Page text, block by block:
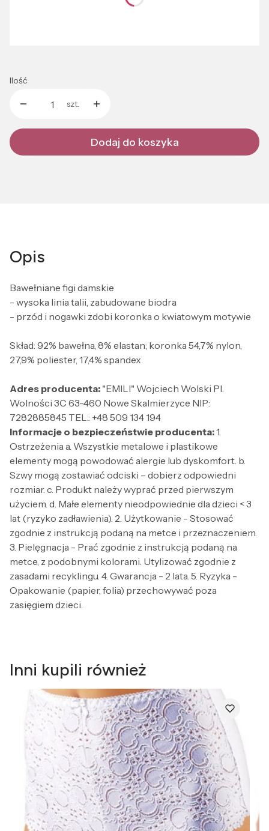
Ilość
szt.
Dodaj do koszyka
Opis
Bawełniane figi damskie
- wysoka linia talii, zabudowane biodra
- przód i nogawki zdobi koronka o kwiatowym motywie
Skład: 92% bawełna, 8% elastan; koronka 54,7% nylon,
27,9% poliester, 17,4% spandex
Adres producenta: "EMILI" Wojciech Wolski Pl.
Wolności 3C 63-460 Nowe Skalmierzyce NIP:
7282885845 TEL.: +48 509 134 194
Informacje o bezpieczeństwie producenta:1.
Ostrzeżenia a. Wszystkie metalowe i plastikowe
elementy mogą powodować alergie lub dyskomfort. b.
Szwy mogą zostawiać odciski – dobierz odpowiedni
rozmiar. c. Produkt należy wyprać przed pierwszym
użyciem. d. Małe elementy nieodpowiednie dla dzieci < 3
lat (ryzyko zadławienia). 2. Użytkowanie - Stosować
zgodnie z instrukcją podaną na metce i przeznaczeniem.
3. Pielęgnacja - Prać zgodnie z instrukcją podaną na
metce, z podobnymi kolorami. Utylizować zgodnie z
zasadami recyklingu. 4. Gwarancja - 2 lata. 5. Ryzyka -
Opakowanie (papier, folia) przechowywać poza
zasięgiem dzieci.
Inni kupili również